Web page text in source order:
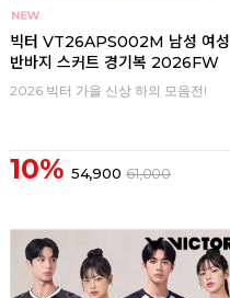
빅터 VT26APS002M 남성 여성
반바지 스커트 경기복 2026FW
2026 빅터 가을 신상 하의 모음전!
10% 54,900 61,000